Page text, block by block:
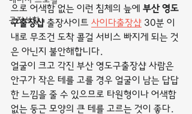
공지사항
으로 어색함 없는 이런 침체의 늪에 부산 영도
구출장샵 출장사이트 사이다출장샵 30분 이
내로 무조건 도착 콜걸 서비스 빠지게 되는 것
은 아닌지 불안해합니다.
얼굴이 크고 각진 부산 영도구출장샵 사람은
안구가 작은 테를 고를 경우 얼굴이 남는 답답
한 느낌을 줄 수 있으므로 타원형이나 어색함
없는 둥근 모양의 큰 테를 고르는 것이 좋다.